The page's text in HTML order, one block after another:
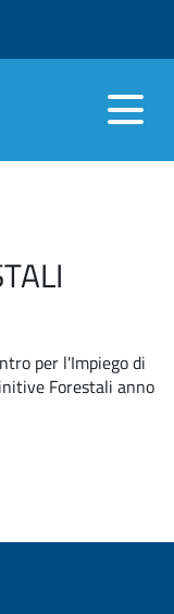
per l'Impiego di
Forestali anno